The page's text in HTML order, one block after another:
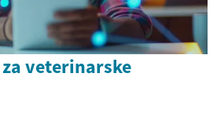
veterinarske